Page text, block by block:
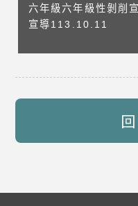
六年級六年級性剝削
宣導113.10.11